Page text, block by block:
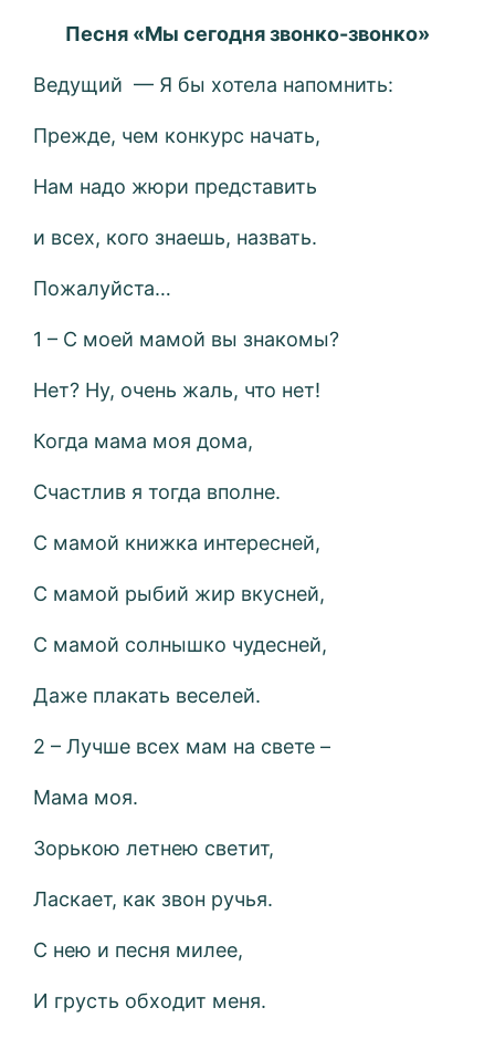
Песня «Мы сегодня звонко-звонко»
Ведущий — Я бы хотела напомнить:
Прежде, чем конкурс начать,
Нам надо жюри представить
и всех, кого знаешь, назвать.
Пожалуйста…
1 – С моей мамой вы знакомы?
Нет? Ну, очень жаль, что нет!
Когда мама моя дома,
Счастлив я тогда вполне.
С мамой книжка интересней,
С мамой рыбий жир вкусней,
С мамой солнышко чудесней,
Даже плакать веселей.
2 – Лучше всех мам на свете –
Мама моя.
Зорькою летнею светит,
Ласкает, как звон ручья.
С нею и песня милее,
И грусть обходит меня.